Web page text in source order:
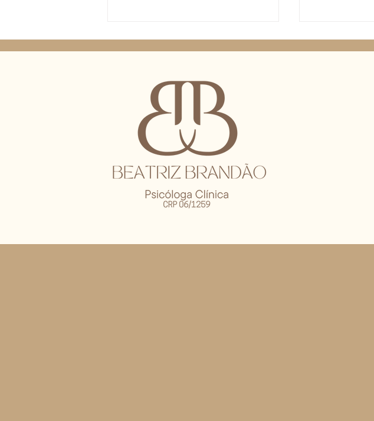
Quanto custa
o Psicólogo?
O que
e